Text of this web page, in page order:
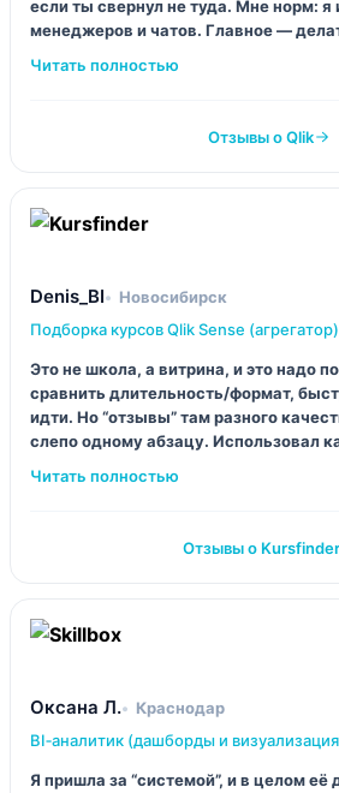
если ты свернул не туда. Мне норм: я
менеджеров и чатов. Главное —
пытаться “просто прочитать”.
Отзывы о Qlik
Denis_BI
Новосибирск
Подборка курсов Qlik Sense (агрегатор)
Это не школа, а витрина, и это надо
сравнить длительность/формат,
идти. Но “отзывы” там разного
слепо одному абзацу. Использовал
дальше уже копал по конкретным
Отзывы о Kursfinder
Оксана Л.
Краснодар
BI‑аналитик (дашборды и
Я пришла за “системой”, и в целом её